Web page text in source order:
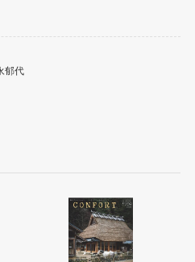
郁代